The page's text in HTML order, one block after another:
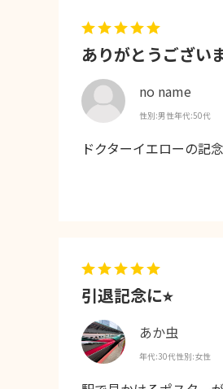
ありがとうござい
no name
性別:男性年代:50代
ドクターイエローの記
引退記念に⭐︎
あか虫
年代:30代性別:女性